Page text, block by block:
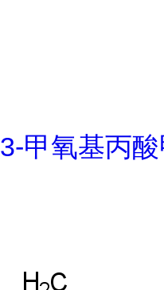
3-甲氧基丙